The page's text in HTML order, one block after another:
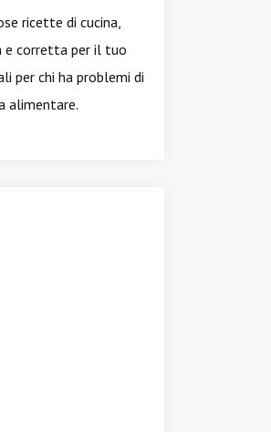
ricette di cucina,
e corretta per il tuo
per chi ha problemi di
alimentare.